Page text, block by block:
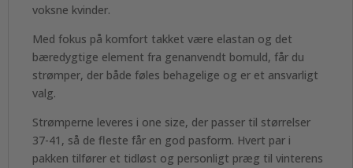
voksne kvinder.
Med fokus på komfort takket være elastan og det
bæredygtige element fra genanvendt bomuld, får du
strømper, der både føles behagelige og er et ansvarligt
valg.
Strømperne leveres i one size, der passer til størrelser
37-41, så de fleste får en god pasform. Hvert par i
pakken tilfører et tidløst og personligt præg til vinterens